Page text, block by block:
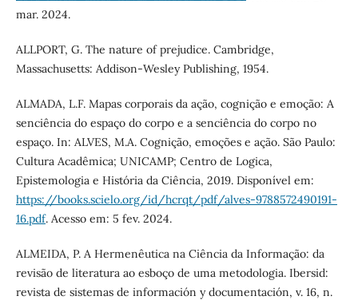
mar. 2024.
ALLPORT, G. The nature of prejudice. Cambridge,
Massachusetts: Addison-Wesley Publishing, 1954.
ALMADA, L.F. Mapas corporais da ação, cognição e emoção: A
senciência do espaço do corpo e a senciência do corpo no
espaço. In: ALVES, M.A. Cognição, emoções e ação. São Paulo:
Cultura Acadêmica; UNICAMP; Centro de Logica,
Epistemologia e História da Ciência, 2019. Disponível em:
https://books.scielo.org/id/hcrqt/pdf/alves-9788572490191-
16.pdf. Acesso em: 5 fev. 2024.
ALMEIDA, P. A Hermenêutica na Ciência da Informação: da
revisão de literatura ao esboço de uma metodologia. Ibersid:
revista de sistemas de información y documentación, v. 16, n.